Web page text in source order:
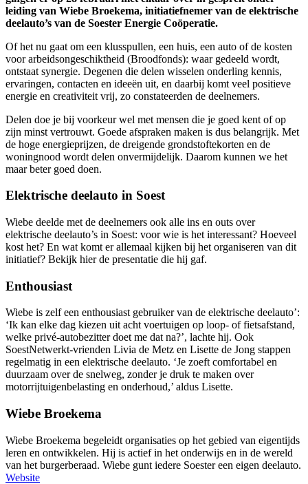
leiding van Wiebe Broekema, initiatiefnemer van de elektrische
deelauto’s van de Soester Energie Coöperatie.
Of het nu gaat om een klusspullen, een huis, een auto of de kosten
voor arbeidsongeschiktheid (Broodfonds): waar gedeeld wordt,
ontstaat synergie. Degenen die delen wisselen onderling kennis,
ervaringen, contacten en ideeën uit, en daarbij komt veel positieve
energie en creativiteit vrij, zo constateerden de deelnemers.
Delen doe je bij voorkeur wel met mensen die je goed kent of op
zijn minst vertrouwt. Goede afspraken maken is dus belangrijk. Met
de hoge energieprijzen, de dreigende grondstoftekorten en de
woningnood wordt delen onvermijdelijk. Daarom kunnen we het
maar beter goed doen.
Elektrische deelauto in Soest
Wiebe deelde met de deelnemers ook alle ins en outs over
elektrische deelauto’s in Soest: voor wie is het interessant? Hoeveel
kost het? En wat komt er allemaal kijken bij het organiseren van dit
initiatief? Bekijk hier de presentatie die hij gaf.
Enthousiast
Wiebe is zelf een enthousiast gebruiker van de elektrische deelauto’:
‘Ik kan elke dag kiezen uit acht voertuigen op loop- of fietsafstand,
welke privé-autobezitter doet me dat na?’, lachte hij. Ook
SoestNetwerkt-vrienden Livia de Metz en Lisette de Jong stappen
regelmatig in een elektrische deelauto. ‘Je zoeft comfortabel en
duurzaam over de snelweg, zonder je druk te maken over
motorrijtuigenbelasting en onderhoud,’ aldus Lisette.
Wiebe Broekema
Wiebe Broekema begeleidt organisaties op het gebied van eigentijds
leren en ontwikkelen. Hij is actief in het onderwijs en in de wereld
van het burgerberaad. Wiebe gunt iedere Soester een eigen deelauto.
Website